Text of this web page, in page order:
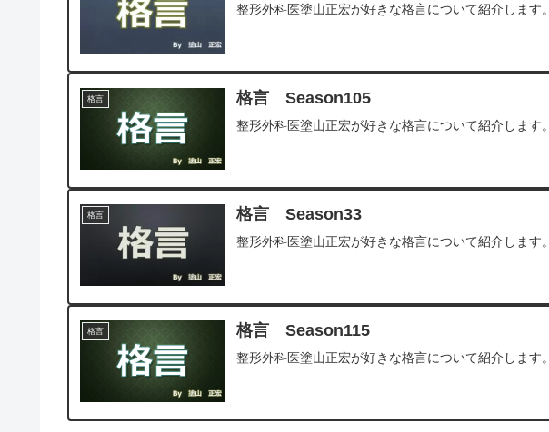
整形外科医塗山正宏が好きな格言について紹介します。
格言 格言 Season105
整形外科医塗山正宏が好きな格言について紹介します。
格言 格言 Season33
整形外科医塗山正宏が好きな格言について紹介します。
格言 格言 Season115
整形外科医塗山正宏が好きな格言について紹介します。